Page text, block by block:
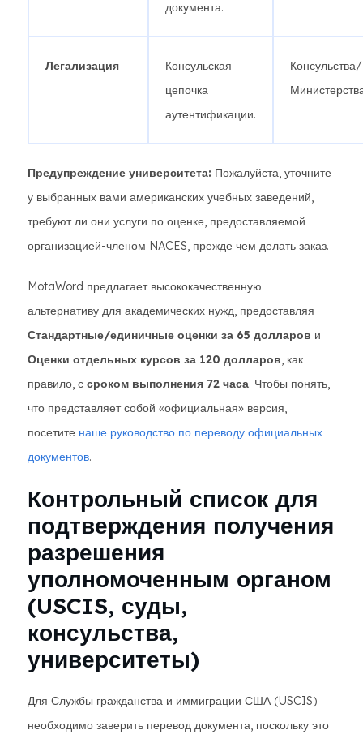
документа.
Легализация
Консульская
цепочка
аутентификации.
Консульства/
Предупреждение университета: Пожалуйста, уточните
у выбранных вами американских учебных заведений,
требуют ли они услуги по оценке, предоставляемой
организацией-членом NACES, прежде чем делать заказ.
MotaWord предлагает высококачественную
альтернативу для академических нужд, предоставляя
Стандартные/единичные оценки за 65 долларов и
Оценки отдельных курсов за 120 долларов, как
правило, с сроком выполнения 72 часа. Чтобы понять,
что представляет собой «официальная» версия,
посетите наше руководство по переводу официальных
документов.
Контрольный список для
подтверждения получения
разрешения
уполномоченным органом
(USCIS, суды,
консульства,
университеты)
Для Службы гражданства и иммиграции США (USCIS)
необходимо заверить перевод документа, поскольку это